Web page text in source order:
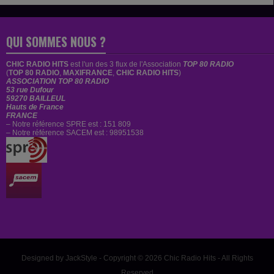
QUI SOMMES NOUS ?
CHIC RADIO HITS est l'un des 3 flux de l'Association TOP 80 RADIO
(TOP 80 RADIO, MAXIFRANCE, CHIC RADIO HITS)
ASSOCIATION TOP 80 RADIO
53 rue Dufour
59270 BAILLEUL
Hauts de France
FRANCE
– Notre référence SPRE est : 151 809
– Notre référence SACEM est : 98951538
Designed by JackStyle - Copyright © 2026 Chic Radio Hits - All Rights